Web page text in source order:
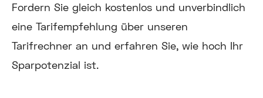
Fordern Sie gleich kostenlos und unverbindlich
eine Tarifempfehlung über unseren
Tarifrechner an und erfahren Sie, wie hoch Ihr
Sparpotenzial ist.